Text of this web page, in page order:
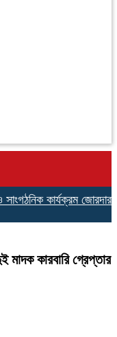
কার্যক্রম জোরদার করতে
কারবারি গ্রেপ্তার